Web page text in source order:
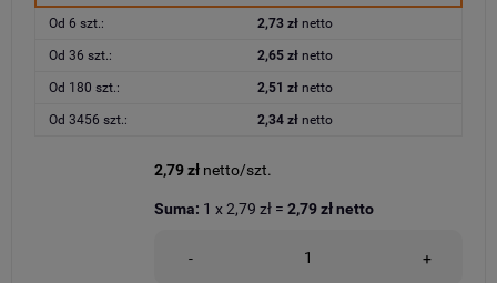
Od 6 szt.: 2,73 złnetto
Od 36 szt.: 2,65 złnetto
Od 180 szt.: 2,51 złnetto
Od 3456 szt.: 2,34 złnetto
2,79 zł netto/szt.
- +
Suma: 1 x2,79 zł = 2,79 złnetto